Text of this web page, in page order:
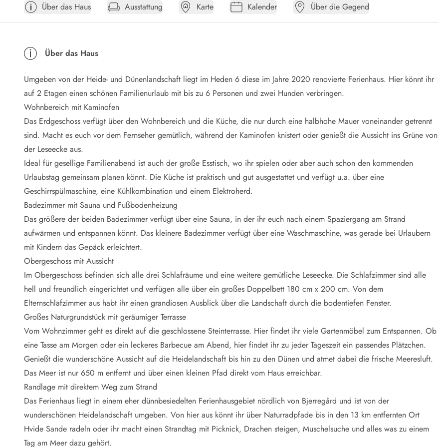
Öffnungszeiten
Anreise
Ferienhaus ABC
Häufige Fragen zur Buchung
Verleihservice
Reisescheckliste
Endreinigung
Gutschein
Frühbucher
Mietbedingungen
Reiseführer Dänemark
Tipps für Urlaub in Dänemark
Wetter in Dänemark
Saisonzeiten
Badesicherheit im Meer
Naturschutz
Webcam Dänemark
Ferienhauskatalog
Fotowettbewerb
Vorteile bei uns
Reisecurity
Esmark KidsVIP
Esmark VIP - Partnervorteile und Rabatte
Preisgarantie
Keine Kaution
Gästebewertungen
Gratis WLAN
We love people
Esmark VIP Partnervorteile
Esmark KidsVIP
Über das Haus Ausstattung Karte Kalender Über die Gegend
Über das Haus
Umgeben von der Heide- und Dünenlandschaft liegt im Heden 6 diese im Jahre 2020 renovierte Ferienhaus. Hier könnt ihr
auf 2 Etagen einen schönen Familienurlaub mit bis zu 6 Personen und zwei Hunden verbringen.
Wohnbereich mit Kaminofen
Das Erdgeschoss verfügt über den Wohnbereich und die Küche, die nur durch eine halbhohe Mauer voneinander getrennt
sind. Macht es euch vor dem Fernseher gemütlich, während der Kaminofen knistert oder genießt die Aussicht ins Grüne von
der Leseecke aus.
Ideal für gesellige Familienabend ist auch der große Esstisch, wo ihr spielen oder aber auch schon den kommenden
Urlaubstag gemeinsam planen könnt. Die Küche ist praktisch und gut ausgestattet und verfügt u.a. über eine
Geschirrspülmaschine, eine Kühlkombination und einem Elektroherd.
Badezimmer mit Sauna und Fußbodenheizung
Das größere der beiden Badezimmer verfügt über eine Sauna, in der ihr euch nach einem Spaziergang am Strand
aufwärmen und entspannen könnt. Das kleinere Badezimmer verfügt über eine Waschmaschine, was gerade bei Urlaubern
mit Kindern das Gepäck erleichtert.
Obergeschoss mit Aussicht
Im Obergeschoss befinden sich alle drei Schlafräume und eine weitere gemütliche Leseecke. Die Schlafzimmer sind alle
hell und freundlich eingerichtet und verfügen alle über ein großes Doppelbett 180 cm x 200 cm. Von dem
Elternschlafzimmer aus habt ihr einen grandiosen Ausblick über die Landschaft durch die bodentiefen Fenster.
Großes Naturgrundstück mit geräumiger Terrasse
Vom Wohnzimmer geht es direkt auf die geschlossene Steinterrasse. Hier findet ihr viele Gartenmöbel zum Entspannen. Ob
eine Tasse am Morgen oder ein leckeres Barbecue am Abend, hier findet ihr zu jeder Tageszeit ein passendes Plätzchen.
Genießt die wunderschöne Aussicht auf die Heidelandschaft bis hin zu den Dünen und atmet dabei die frische Meeresluft.
Das Meer ist nur 650 m entfernt und über einen kleinen Pfad direkt vom Haus erreichbar.
Randlage mit direktem Weg zum Strand
Das Ferienhaus liegt in einem eher dünnbesiedelten Ferienhausgebiet nördlich von Bjerregård und ist von der
wunderschönen Heidelandschaft umgeben. Von hier aus könnt ihr über Naturradpfade bis in den 13 km entfernten Ort
Hvide Sande radeln oder ihr macht einen Strandtag mit Picknick, Drachen steigen, Muschelsuche und alles was zu einem
Tag am Meer dazu gehört.